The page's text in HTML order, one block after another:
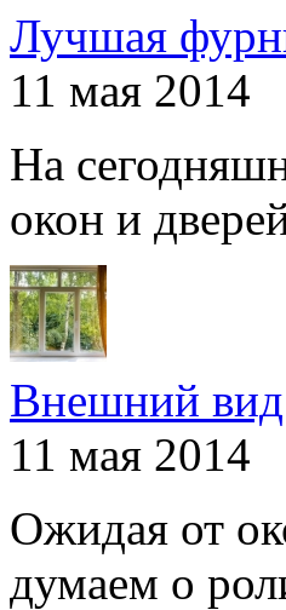
Лучшая
11 мая 2014
На
окон и
Внешний вид
11 мая 2014
Ожидая от
думаем о